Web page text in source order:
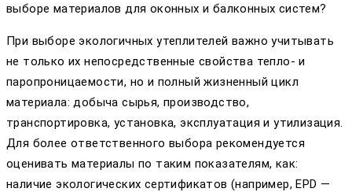
выборе материалов для оконных и балконных систем?
При выборе экологичных утеплителей важно учитывать
не только их непосредственные свойства тепло- и
паропроницаемости, но и полный жизненный цикл
материала: добыча сырья, производство,
транспортировка, установка, эксплуатация и утилизация.
Для более ответственного выбора рекомендуется
оценивать материалы по таким показателям, как:
наличие экологических сертификатов (например, EPD —